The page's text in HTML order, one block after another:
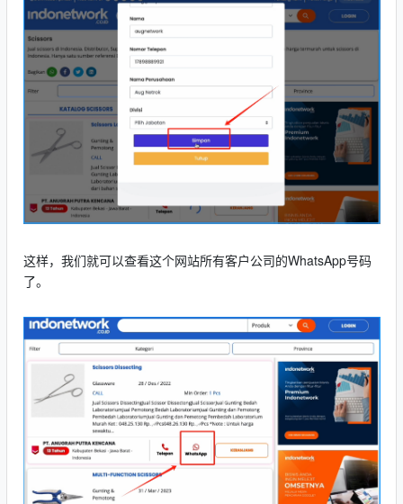
这样，我们就可以查看这个网站所有客户公司的WhatsApp号码
了。